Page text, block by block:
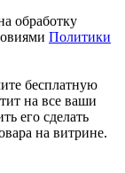
обработку
Политики
бесплатную
на все ваши
его сделать
на витрине.